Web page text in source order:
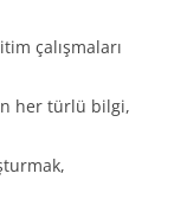
çalışmaları
her türlü bilgi,